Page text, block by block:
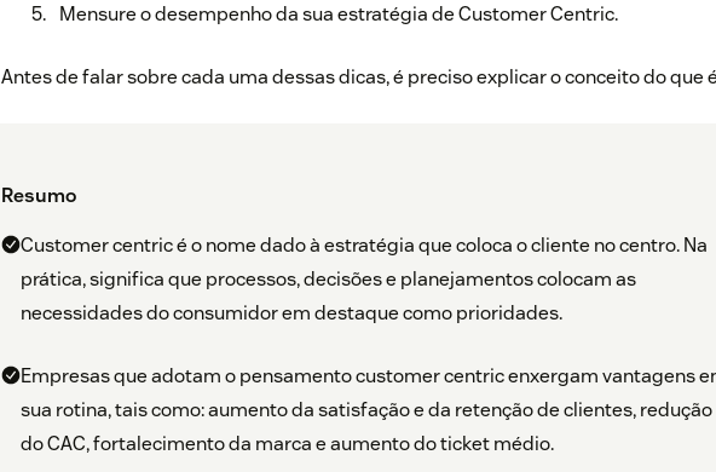
Mensure o desempenho da sua estratégia de Customer Centric.
Antes de falar sobre cada uma dessas dicas, é preciso explicar o conceito do que
Resumo
Customer centric é o nome dado à estratégia que coloca o cliente no centro. Na
prática, significa que processos, decisões e planejamentos colocam as
necessidades do consumidor em destaque como prioridades.
Empresas que adotam o pensamento customer centric enxergam vantagens
sua rotina, tais como: aumento da satisfação e da retenção de clientes, redução
do CAC, fortalecimento da marca e aumento do ticket médio.